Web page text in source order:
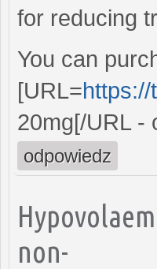
for reducing
You can
[URL=
20mg[/URL -
odpowiedz
non-